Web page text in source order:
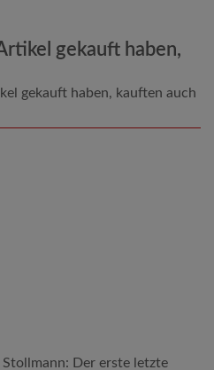
gekauft haben,
gekauft haben, kauften auch